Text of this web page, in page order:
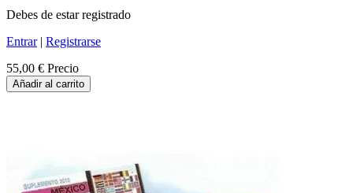
Debes de estar registrado
Entrar| Registrarse
55,00 € Precio
Añadir al carrito